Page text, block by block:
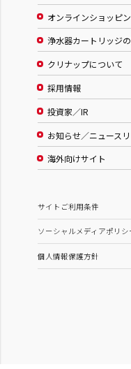
オンラインショッピ
浄水器カートリッジ
クリナップについて
採用情報
投資家／IR
お知らせ／ニュース
海外向けサイト
サイトご利用条件
ソーシャルメディアポリシ
個人情報保護方針